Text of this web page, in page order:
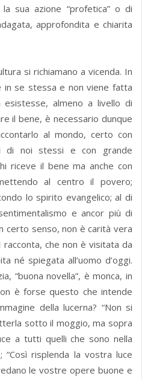
sua azione “profetica” o di
approfondita e chiarita
si richiamano a vicenda. In
in se stessa e non viene fatta
almeno a livello di
il bene, è necessario dunque
al mondo, certo con
di noi stessi e con grande
riceve il bene ma anche con
al centro il povero;
lo spirito evangelico; al di
e ancor più di
certo senso, non è carità vera
racconta, che non è visitata da
né spiegata all’uomo d’oggi.
“buona novella”, è monca, in
è forse questo che intende
della lucerna? “Non si
sotto il moggio, ma sopra
a tutti quelli che sono nella
“Così risplenda la vostra luce
le vostre opere buone e